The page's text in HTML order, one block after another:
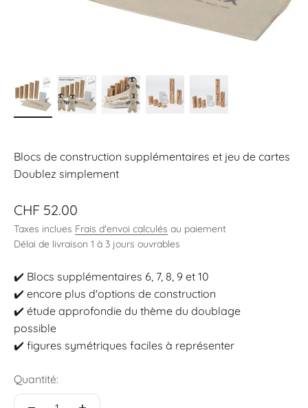
Blocs de construction supplémentaires et jeu de cartes
Doublez simplement
Prix de vente
CHF 52.00
Taxes inclues Frais d'envoi calculés au paiement
Délai de livraison 1 à 3 jours ouvrables
✔️ Blocs supplémentaires 6, 7, 8, 9 et 10
✔️ encore plus d'options de construction
✔️ étude approfondie du thème du doublage
possible
✔️ figures symétriques faciles à représenter
Quantité: